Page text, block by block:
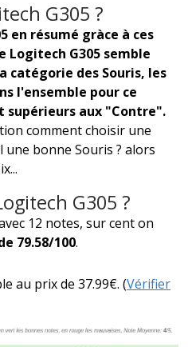
G305 ?
en résumé gràce à ces
Logitech G305 semble
catégorie des Souris, les
l'ensemble pour ce
supérieurs aux "Contre".
comment choisir une
une bonne Souris ? alors
G305 ?
12 notes, sur cent on
79.58/100.
au prix de 37.99€. (Vérifier